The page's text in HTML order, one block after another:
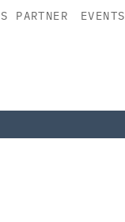
PARTNER EVENTS